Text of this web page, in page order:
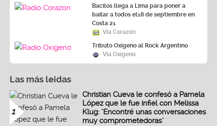
Bacilos llega a Lima para poner a
bailar a todos el18 de septiembre en
Costa 21
Vía Corazón
Tributo Oxígeno al Rock Argentino
Vía Oxígeno
Las más leidas
1
Christian Cueva le confesó a Pamela
López que le fue infiel con Melissa
Klug: "Encontré unas conversaciones
muy comprometedoras"